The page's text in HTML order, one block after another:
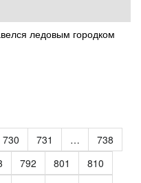
ледовым городком
730 731 …
738
792 801
810